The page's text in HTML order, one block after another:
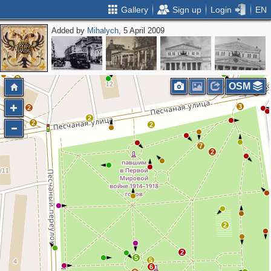
Gallery Sign up Login EN
Added by Mihalych, 5 April 2009
2
2
2
2
3
5
5
6
2
2
3
7
2
2
OSM